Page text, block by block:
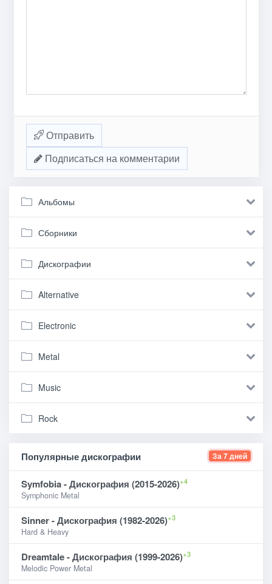
Отправить
Подписаться на комментарии
Альбомы
Сборники
Дискографии
Alternative
Electronic
Metal
Music
Rock
Популярные дискографии За 7 дней
Symfobia - Дискография (2015-2026)+4
Symphonic Metal
Sinner - Дискография (1982-2026)+3
Hard & Heavy
Dreamtale - Дискография (1999-2026)+3
Melodic Power Metal